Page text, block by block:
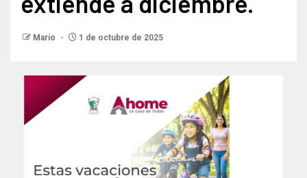
Mario 1 de octubre de 2025